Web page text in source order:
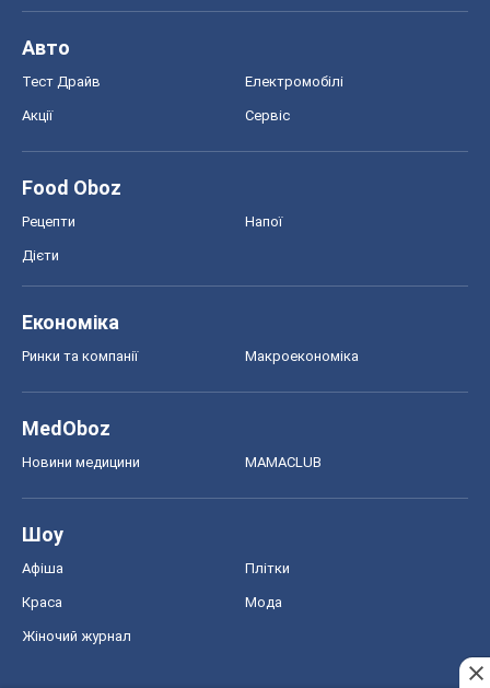
Авто
Тест Драйв Електромобілі
Акції Сервіс
Food Oboz
Рецепти Напої
Дієти
Економіка
Ринки та компанії Макроекономіка
MedOboz
Новини медицини MAMACLUB
Шоу
Афіша Плітки
Краса Мода
Жіночий журнал